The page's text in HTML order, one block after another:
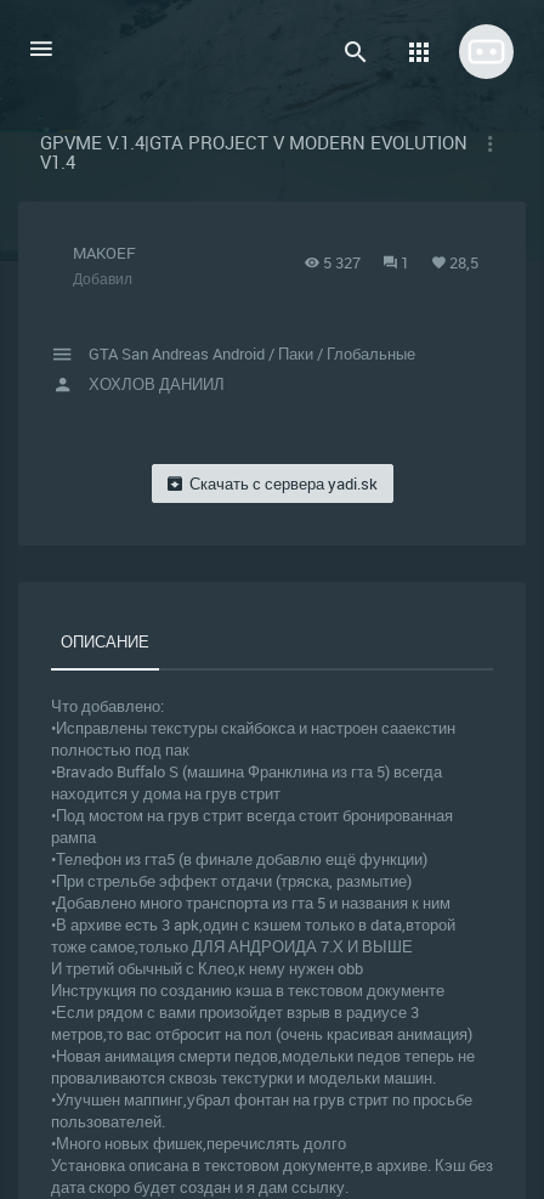
GPVME V.1.4|GTA PROJECT V MODERN EVOLUTION
V1.4
5 327 1 28,5
MAKOEF
Добавил
GTA San Andreas Android/ Паки/ Глобальные
ХОХЛОВ ДАНИИЛ
Скачать с сервераyadi.sk
ОПИСАНИЕ
Что добавлено:
•Исправлены текстуры скайбокса и настроен сааекстин
полностью под пак
•Bravado Buffalo S (машина Франклина из гта 5) всегда
находится у дома на грув стрит
•Под мостом на грув стрит всегда стоит бронированная
рампа
•Телефон из гта5 (в финале добавлю ещё функции)
•При стрельбе эффект отдачи (тряска, размытие)
•Добавлено много транспорта из гта 5 и названия к ним
•В архиве есть 3 apk,один с кэшем только в data,второй
тоже самое,только ДЛЯ АНДРОИДА 7.Х И ВЫШЕ
И третий обычный с Клео,к нему нужен obb
Инструкция по созданию кэша в текстовом документе
•Если рядом с вами произойдет взрыв в радиусе 3
метров,то вас отбросит на пол (очень красивая анимация)
•Новая анимация смерти педов,модельки педов теперь не
проваливаются сквозь текстурки и модельки машин.
•Улучшен маппинг,убрал фонтан на грув стрит по просьбе
пользователей.
•Много новых фишек,перечислять долго
Установка описана в текстовом документе,в архиве. Кэш без
дата скоро будет создан и я дам ссылку.